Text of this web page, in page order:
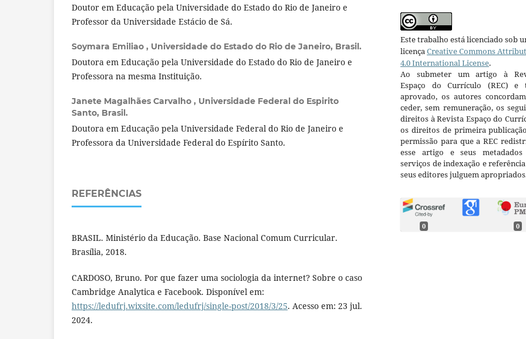
Doutor em Educação pela Universidade do Estado do Rio de Janeiro e
Professor da Universidade Estácio de Sá.
Soymara Emiliao , Universidade do Estado do Rio de Janeiro, Brasil.
Doutora em Educação pela Universidade do Estado do Rio de Janeiro e
Professora na mesma Instituição.
Janete Magalhães Carvalho , Universidade Federal do Espirito
Santo, Brasil.
Doutora em Educação pela Universidade Federal do Rio de Janeiro e
Professora da Universidade Federal do Espírito Santo.
REFERÊNCIAS
BRASIL. Ministério da Educação. Base Nacional Comum Curricular.
Brasília, 2018.
CARDOSO, Bruno. Por que fazer uma sociologia da internet? Sobre o caso
Cambridge Analytica e Facebook. Disponível em:
https://ledufrj.wixsite.com/ledufrj/single-post/2018/3/25. Acesso em: 23 jul.
2024.
Este trabalho está licenciado sob
licençaCreative Commons
4.0 International License.
Ao submeter um artigo à
Espaço do Currículo (REC) e
aprovado, os autores
ceder, sem remuneração, os
direitos à Revista Espaço do
os direitos de primeira
permissão para que a REC
esse artigo e seus metadados
serviços de indexação e
seus editores julguem
0 0